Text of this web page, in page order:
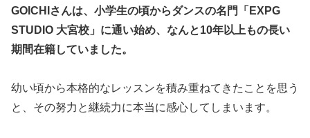
GOICHIさんは、小学生の頃からダンスの名門「EXPG
STUDIO 大宮校」に通い始め、なんと10年以上もの長い
期間在籍していました。
幼い頃から本格的なレッスンを積み重ねてきたことを思う
と、その努力と継続力に本当に感心してしまいます。